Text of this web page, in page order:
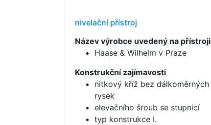
nivelační přístroj
Název výrobce uvedený na přístroji
Haase & Wilhelm v Praze
Konstrukční zajímavosti
nitkový kříž bez dálkoměrných
rysek
elevačního šroub se stupnicí
typ konstrukce I.